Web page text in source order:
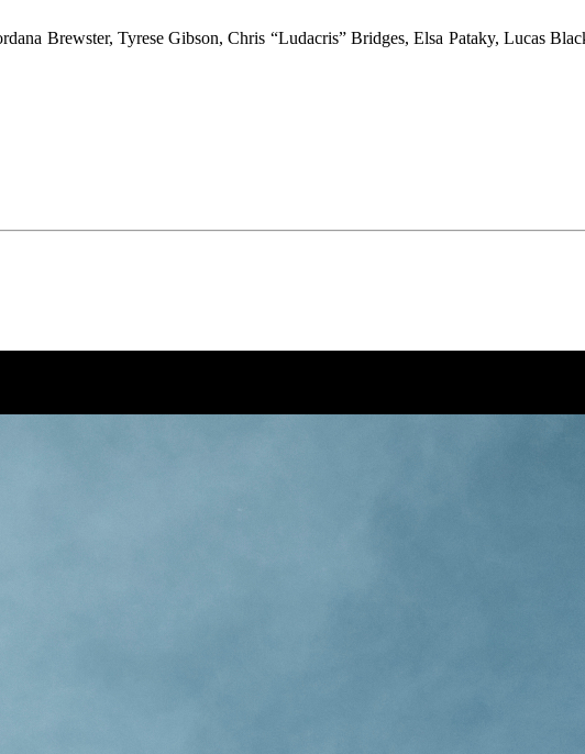
Brewster, Tyrese Gibson, Chris “Ludacris” Bridges, Elsa Pataky, Lucas